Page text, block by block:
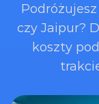
czy Jaipur?
koszty